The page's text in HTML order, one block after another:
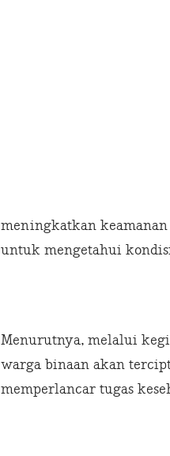
meningkatkan
untuk mengetahui
Menurutnya, melalui
warga binaan akan
memperlancar tugas